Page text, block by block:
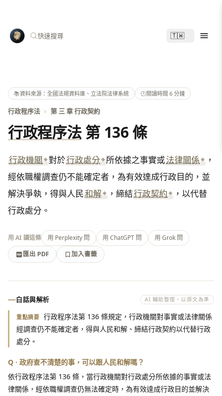
快速搜尋 🇹🇼
📚資料來源：全國法規資料庫、立法院法律系統 🕑閱讀時間 6 分鐘
行政程序法 › 第 三 章 行政契約
行政程序法第 136 條
行政機關 對於行政處分 所依據之事實或法律關係
，
經依職權調查仍不能確定者，為有效達成行政目的，並
解決爭執，得與人民和解 ，締結行政契約
，以代替
行政處分。
用 AI 讀這條 用 Perplexity 問 用 ChatGPT 問
用 Grok 問
匯出 PDF
加入書籤
匯出 PDF
加入書籤
白話與解析 AI 輔助整理，以原文為準
重點摘要 行政程序法第 136 條規定，行政機關對事實或法律關係
經調查仍不能確定者，得與人民和解、締結行政契約以代替行政
處分。
Q · 政府查不清楚的事，可以跟人民和解嗎？
依行政程序法第 136 條，當行政機關對行政處分所依據的事實或法
律關係，經依職權調查仍無法確定時，為有效達成行政目的並解決